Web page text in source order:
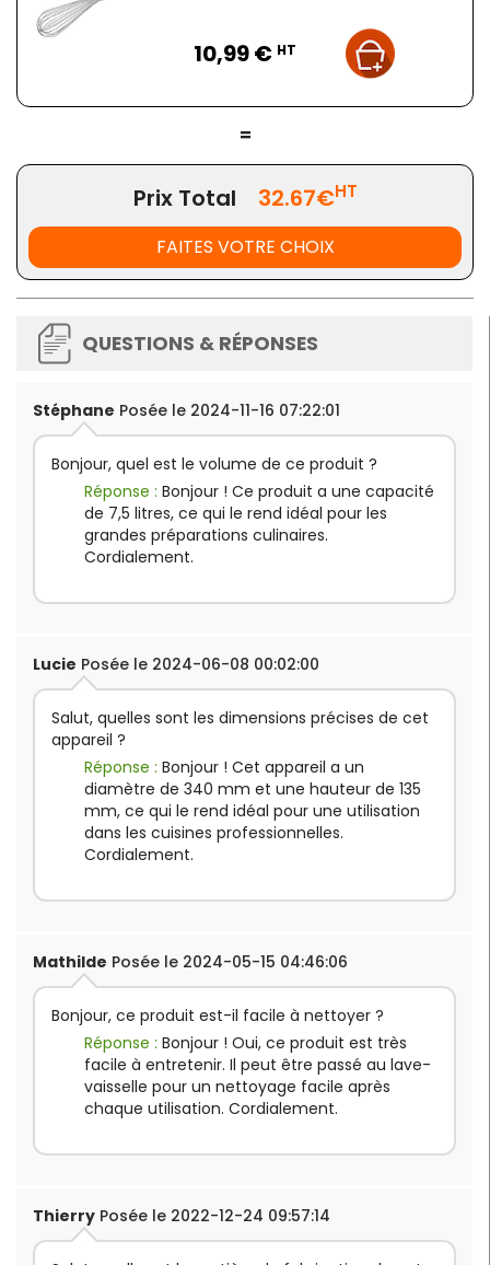
10,99 € HT
=
Prix Total 32.67€HT
FAITES VOTRE CHOIX
QUESTIONS & RÉPONSES
Stéphane Posée le 2024-11-16 07:22:01
Bonjour, quel est le volume de ce produit ?
Réponse : Bonjour ! Ce produit a une capacité
de 7,5 litres, ce qui le rend idéal pour les
grandes préparations culinaires.
Cordialement.
Lucie Posée le 2024-06-08 00:02:00
Salut, quelles sont les dimensions précises de cet
appareil ?
Réponse : Bonjour ! Cet appareil a un
diamètre de 340 mm et une hauteur de 135
mm, ce qui le rend idéal pour une utilisation
dans les cuisines professionnelles.
Cordialement.
Mathilde Posée le 2024-05-15 04:46:06
Bonjour, ce produit est-il facile à nettoyer ?
Réponse : Bonjour ! Oui, ce produit est très
facile à entretenir. Il peut être passé au lave-
vaisselle pour un nettoyage facile après
chaque utilisation. Cordialement.
Thierry Posée le 2022-12-24 09:57:14